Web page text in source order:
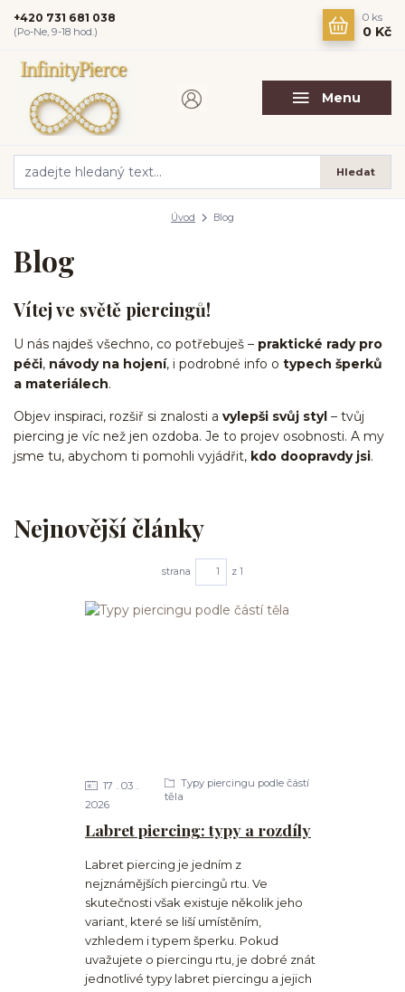
Menu
Hledat
+420 731 681 038
(Po-Ne, 9-18 hod.)
0 ks
0 Kč
Úvod Blog
Blog
Vítej ve světě piercingů!
U nás najdeš všechno, co potřebuješ – praktické rady pro
péči, návody na hojení, i podrobné info o typech šperků
a materiálech.
Objev inspiraci, rozšiř si znalosti a vylepši svůj styl – tvůj
piercing je víc než jen ozdoba. Je to projev osobnosti. A my
jsme tu, abychom ti pomohli vyjádřit, kdo doopravdy jsi.
Nejnovější články
strana z 1
Labret piercing: typy a rozdíly
17
03
2026
Typy piercingu podle částí
těla
Labret piercing je jedním z
nejznámějších piercingů rtu. Ve
skutečnosti však existuje několik jeho
variant, které se liší umístěním,
vzhledem i typem šperku. Pokud
uvažujete o piercingu rtu, je dobré znát
jednotlivé typy labret piercingu a jejich